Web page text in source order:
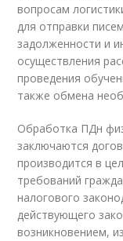
вопросам
для отправки
задолженности и
осуществления
проведения
также обмена
Обработка ПДн
заключаются
производится в
требований
налогового
действующего
возникновением,